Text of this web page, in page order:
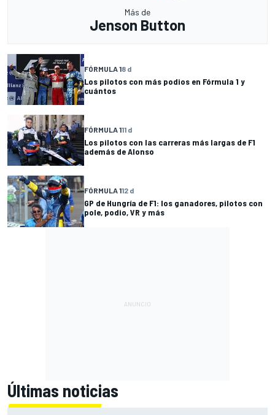
Más de
Jenson Button
FÓRMULA 18 d
Los pilotos con más podios en Fórmula 1 y
cuántos
FÓRMULA 111 d
Los pilotos con las carreras más largas de F1
además de Alonso
FÓRMULA 112 d
GP de Hungría de F1: los ganadores, pilotos con
pole, podio, VR y más
Últimas noticias